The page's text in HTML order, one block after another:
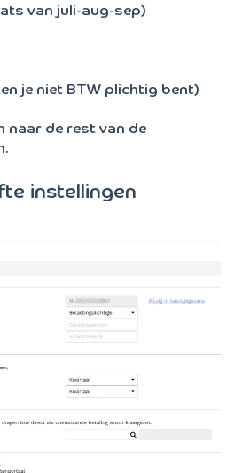
van juli-aug-sep)
je niet BTW plichtig bent)
naar de rest van de
instellingen